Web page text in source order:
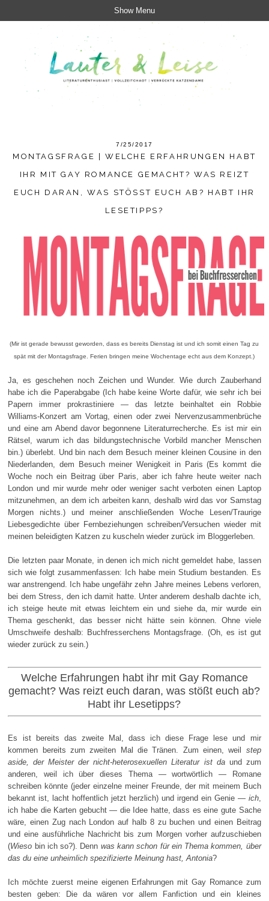
Show Menu
7/25/2017
MONTAGSFRAGE | WELCHE ERFAHRUNGEN HABT
IHR MIT GAY ROMANCE GEMACHT? WAS REIZT
EUCH DARAN, WAS STÖSST EUCH AB? HABT IHR L
ESETIPPS?
(Mir ist gerade bewusst geworden, dass es bereits Dienstag ist und ich somit einen Tag zu
spät mit der Montagsfrage. Ferien bringen meine Wochentage echt aus dem Konzept.)
Ja, es geschehen noch Zeichen und Wunder. Wie durch Zauberhand
habe ich die Paperabgabe (Ich habe keine Worte dafür, wie sehr ich bei
Papern immer prokrastiniere — das letzte beinhaltet ein Robbie
Williams-Konzert am Vortag, einen oder zwei Nervenzusammenbrüche
und eine am Abend davor begonnene Literaturrecherche. Es ist mir ein
Rätsel, warum ich das bildungstechnische Vorbild mancher Menschen
bin.) überlebt. Und bin nach dem Besuch meiner kleinen Cousine in den
Niederlanden, dem Besuch meiner Wenigkeit in Paris (Es kommt die
Woche noch ein Beitrag über Paris, aber ich fahre heute weiter nach
London und mir wurde mehr oder weniger sacht verboten einen Laptop
mitzunehmen, an dem ich arbeiten kann, deshalb wird das vor Samstag
Morgen nichts.) und meiner anschließenden Woche Lesen/Traurige
Liebesgedichte über Fernbeziehungen schreiben/Versuchen wieder mit
meinen beleidigten Katzen zu kuscheln wieder zurück im Bloggerleben.
Die letzten paar Monate, in denen ich mich nicht gemeldet habe, lassen
sich wie folgt zusammenfassen: Ich habe mein Studium bestanden. Es
war anstrengend. Ich habe ungefähr zehn Jahre meines Lebens verloren,
bei dem Stress, den ich damit hatte. Unter anderem deshalb dachte ich,
ich steige heute mit etwas leichtem ein und siehe da, mir wurde ein
Thema geschenkt, das besser nicht hätte sein können. Ohne viele
Umschweife deshalb: Buchfresserchens Montagsfrage. (Oh, es ist gut
wieder zurück zu sein.)
Welche Erfahrungen habt ihr mit Gay Romance
gemacht? Was reizt euch daran, was stößt euch ab?
Habt ihr Lesetipps?
Es ist bereits das zweite Mal, dass ich diese Frage lese und mir
kommen bereits zum zweiten Mal die Tränen. Zum einen, weil step
aside, der Meister der nicht-heterosexuellen Literatur ist daund zum
anderen, weil ich über dieses Thema — wortwörtlich — Romane
schreiben könnte (jeder einzelne meiner Freunde, der mit meinem Buch
bekannt ist, lacht hoffentlich jetzt herzlich) und irgend ein Genie — ich,
ich habe die Karten gebucht — die Idee hatte, dass es eine gute Sache
wäre, einen Zug nach London auf halb 8 zu buchen und einen Beitrag
und eine ausführliche Nachricht bis zum Morgen vorher aufzuschieben
(Wieso bin ich so?). Denn was kann schon für ein Thema kommen, über
das du eine unheimlich spezifizierte Meinung hast, Antonia?
Ich möchte zuerst meine eigenen Erfahrungen mit Gay Romance zum
besten geben: Die da wären vor allem Fanfiction und ein kleines